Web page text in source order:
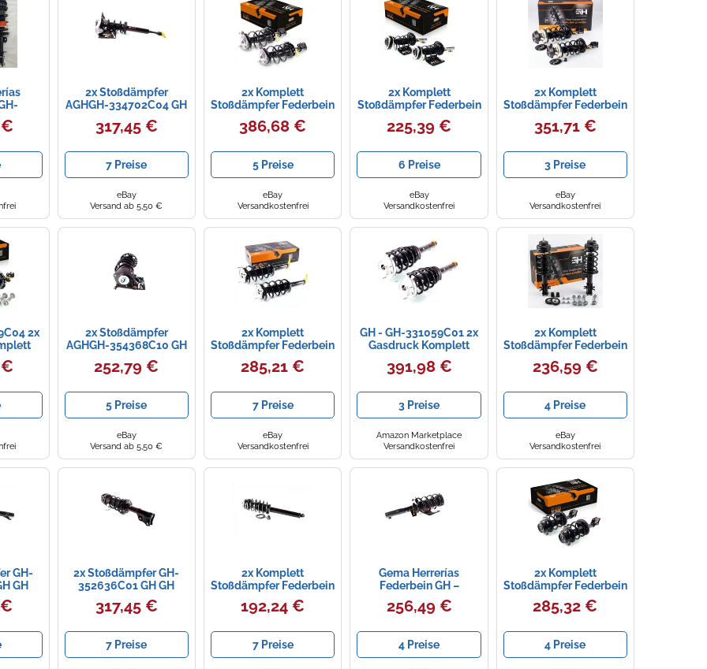
2x
€
2x Stoßdämpfer
AGHGH-334702C04 GH
317,45 €
7 Preise
eBay
Versand ab 5,50 €
2x Komplett
Stoßdämpfer Federbein
Satz Vorne für Kia Ceed
2014-2015 1.4-1.6
386,68 €
5 Preise
eBay
Versandkostenfrei
2x Komplett
Stoßdämpfer Federbein
Satz Vorne für Renault
Megane 1.4 1.5 DCi 1.6
225,39 €
6 Preise
eBay
Versandkostenfrei
2x Komplett
Stoßdämpfer Federbein
Satz Vorne für Suzuki
Swift MZ, EZ 05-
351,71 €
3 Preise
eBay
Versandkostenfrei
2x
€
2x Stoßdämpfer
AGHGH-354368C10 GH
252,79 €
5 Preise
eBay
Versand ab 5,50 €
2x Komplett
Stoßdämpfer Federbein
Satz Vorne für Peugeot
407 2.0HDI,2.2 16-Zoll
285,21 €
7 Preise
eBay
Versandkostenfrei
GH - GH-331059C01 2x
Gasdruck Komplett
zusammengebaut
Federbein Vorne
Stoßdämpfer
391,98 €
3 Preise
Amazon Marketplace
Versandkostenfrei
2x Komplett
Stoßdämpfer Federbein
Satz Vorne für Fiat Stilo
(192) 2001- 1.8 16V
236,59 €
4 Preise
eBay
Versandkostenfrei
GH-
GH
2x Stoßdämpfer GH-
352636C01 GH GH
317,45 €
7 Preise
2x Komplett
Stoßdämpfer Federbein
Satz Vorne für Smart
Roadster 2003-2005
192,24 €
7 Preise
Gema Herrerías
Federbein GH –
Vorderachse
links/rechts – 2x für
256,49 €
4 Preise
2x Komplett
Stoßdämpfer Federbein
Satz Vorne für Subaru
Impreza SW GG 00-02
285,32 €
4 Preise